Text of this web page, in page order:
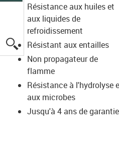
igus-icon-lupe
Résistance aux huiles et
aux liquides de
refroidissement
Résistant aux entailles
Non propagateur de
flamme
Résistance à l'hydrolyse
aux microbes
Jusqu'à 4 ans de garantie